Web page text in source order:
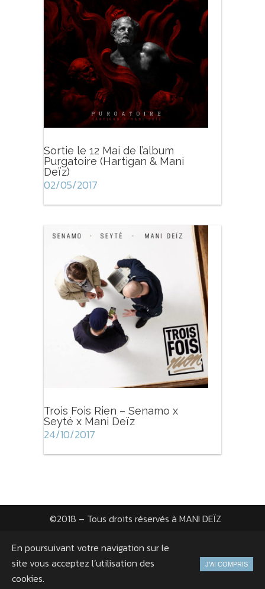
Sortie le 12 Mai de l’album
Purgatoire (Hartigan & Mani
Deïz)
02/05/2017
Trois Fois Rien – Senamo x
Seyté x Mani Deïz
24/10/2017
©2018 – Tous droits réservés à MANI DEÏZ
CGV|Mentions légales Plan du site
En poursuivant votre navigation sur le
site vous acceptez l’utilisation des
cookies.
J'AI COMPRIS